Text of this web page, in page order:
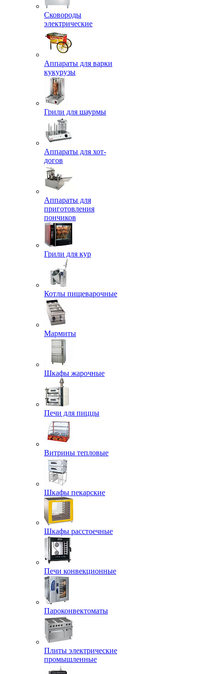
Сковороды
электрические
Аппараты для варки
кукурузы
Грили для шаурмы
Аппараты для хот-
догов
Аппараты для
приготовления
пончиков
Грили для кур
Котлы пищеварочные
Мармиты
Шкафы жарочные
Печи для пиццы
Витрины тепловые
Шкафы пекарские
Шкафы расстоечные
Печи конвекционные
Пароконвектоматы
Плиты электрические
промышленные